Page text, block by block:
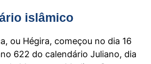
fevereiro
fevereiro
fevereiro
islâmico
ou Hégira, começou no dia 16
622 do calendário Juliano, dia